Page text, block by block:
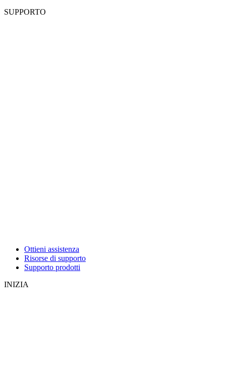
SUPPORTO
Ottieni assistenza
Risorse di supporto
Supporto prodotti
INIZIA